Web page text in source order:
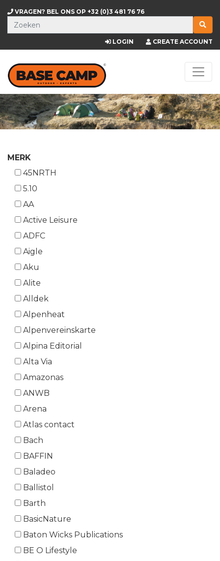
VRAGEN? BEL ONS OP +32 (0)3 481 76 76
LOGIN CREATE ACCOUNT
MERK
45NRTH
5.10
AA
Active Leisure
ADFC
Aigle
Aku
Alite
Alldek
Alpenheat
Alpenvereinskarte
Alpina Editorial
Alta Via
Amazonas
ANWB
Arena
Atlas contact
Bach
BAFFIN
Baladeo
Ballistol
Barth
BasicNature
Baton Wicks Publications
BE O Lifestyle